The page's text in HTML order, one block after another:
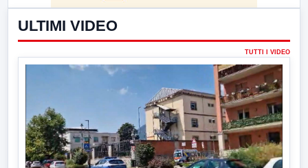
ULTIMI VIDEO
TUTTI I VIDEO